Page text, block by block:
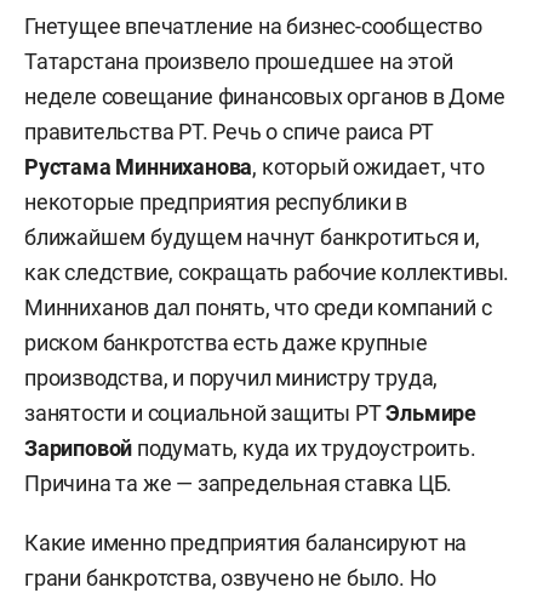
Гнетущее впечатление на бизнес-сообщество
Татарстана произвело прошедшее на этой
неделе совещание финансовых органов в Доме
правительства РТ. Речь о спиче раиса РТ
Рустама Минниханова, который ожидает, что
некоторые предприятия республики в
ближайшем будущем начнут банкротиться и,
как следствие, сокращать рабочие коллективы.
Минниханов дал понять, что среди компаний с
риском банкротства есть даже крупные
производства, и поручил министру труда,
занятости и социальной защиты РТЭльмире
Зариповой подумать, куда их трудоустроить.
Причина та же — запредельная ставка ЦБ.
Какие именно предприятия балансируют на
грани банкротства, озвучено не было. Но